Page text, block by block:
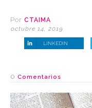
Por CTAIMA
octubre 14, 2019
LINKEDIN
0 Comentarios